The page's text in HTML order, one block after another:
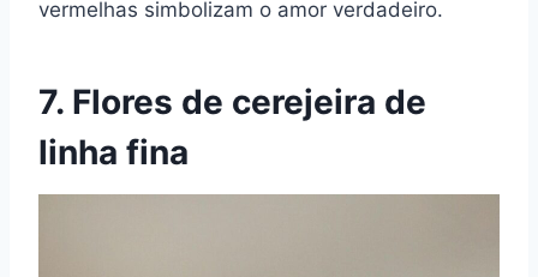
vermelhas simbolizam o amor verdadeiro.
7. Flores de cerejeira de
linha fina